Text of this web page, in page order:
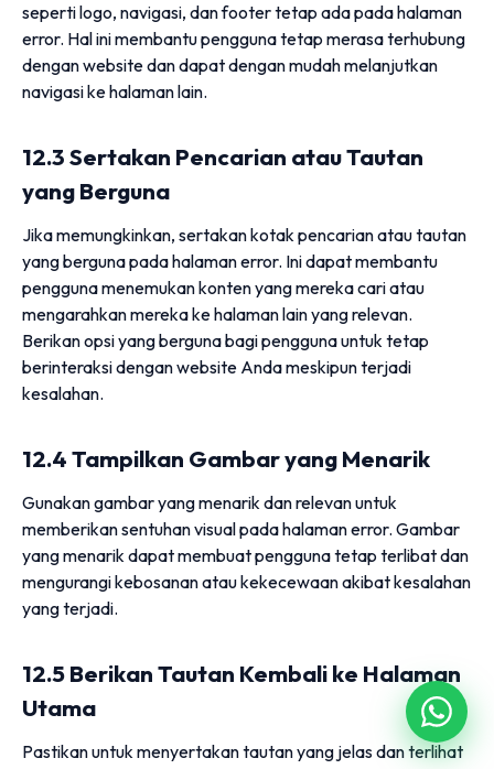
seperti logo, navigasi, dan footer tetap ada pada halaman
error. Hal ini membantu pengguna tetap merasa terhubung
dengan website dan dapat dengan mudah melanjutkan
navigasi ke halaman lain.
12.3 Sertakan Pencarian atau Tautan
yang Berguna
Jika memungkinkan, sertakan kotak pencarian atau tautan
yang berguna pada halaman error. Ini dapat membantu
pengguna menemukan konten yang mereka cari atau
mengarahkan mereka ke halaman lain yang relevan.
Berikan opsi yang berguna bagi pengguna untuk tetap
berinteraksi dengan website Anda meskipun terjadi
kesalahan.
12.4 Tampilkan Gambar yang Menarik
Gunakan gambar yang menarik dan relevan untuk
memberikan sentuhan visual pada halaman error. Gambar
yang menarik dapat membuat pengguna tetap terlibat dan
mengurangi kebosanan atau kekecewaan akibat kesalahan
yang terjadi.
12.5 Berikan Tautan Kembali ke Halaman
Utama
Pastikan untuk menyertakan tautan yang jelas dan terlihat